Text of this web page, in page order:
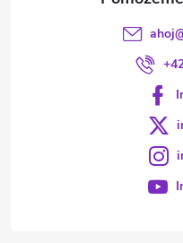
ahoj